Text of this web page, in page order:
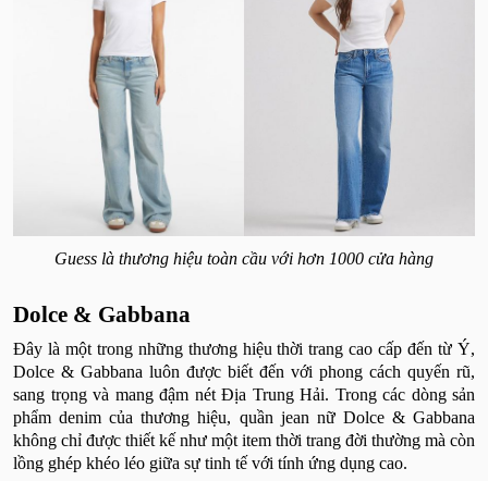
Guess là thương hiệu toàn cầu với hơn 1000 cửa hàng
Dolce & Gabbana
Đây là một trong những thương hiệu thời trang cao cấp đến từ Ý,
Dolce & Gabbana luôn được biết đến với phong cách quyến rũ,
sang trọng và mang đậm nét Địa Trung Hải. Trong các dòng sản
phẩm denim của thương hiệu, quần jean nữ Dolce & Gabbana
không chỉ được thiết kế như một item thời trang đời thường mà còn
lồng ghép khéo léo giữa sự tinh tế với tính ứng dụng cao.